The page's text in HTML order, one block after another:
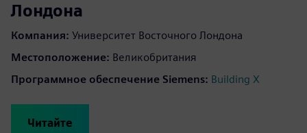
Лондона
Компания: Университет Восточного Лондона
Местоположение: Великобритания
Программное обеспечение Siemens: Building X
Читайте